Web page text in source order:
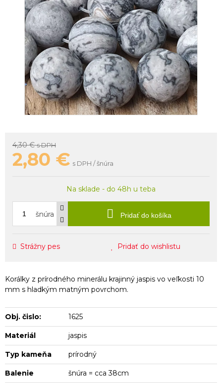
4,30 €s DPH
2,80 € s DPH / šnúra
Na sklade - do 48h u teba
šnúra Pridať do košíka
Strážny pes Pridať do wishlistu
Korálky z prírodného minerálu krajinný jaspis vo veľkosti 10
mm s hladkým matným povrchom.
Obj. čislo: 1625
Materiál jaspis
Typ kameňa prírodný
Balenie šnúra = cca 38cm